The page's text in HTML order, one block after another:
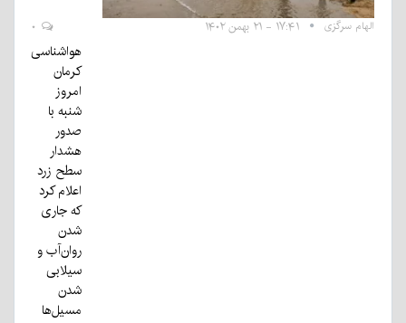
الهام سرگزی ۱۷:۴۱ - ۲۱ بهمن ۱۴۰۲
هواشناسی
کرمان
امروز
شنبه با
صدور
هشدار
سطح زرد
اعلام کرد
که جاری
شدن
روان‌آب و
سیلابی
شدن
مسیل‌ها